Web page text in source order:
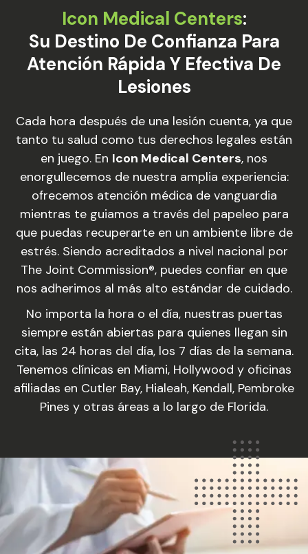
Icon Medical Centers:
Su Destino De Confianza Para
Atención Rápida Y Efectiva De
Lesiones
Cada hora después de una lesión cuenta, ya que
tanto tu salud como tus derechos legales están
en juego. En Icon Medical Centers, nos
enorgullecemos de nuestra amplia experiencia:
ofrecemos atención médica de vanguardia
mientras te guiamos a través del papeleo para
que puedas recuperarte en un ambiente libre de
estrés. Siendo acreditados a nivel nacional por
The Joint Commission®, puedes confiar en que
nos adherimos al más alto estándar de cuidado.
No importa la hora o el día, nuestras puertas
siempre están abiertas para quienes llegan sin
cita, las 24 horas del día, los 7 días de la semana.
Tenemos clínicas en Miami, Hollywood y oficinas
afiliadas en Cutler Bay, Hialeah, Kendall, Pembroke
Pines y otras áreas a lo largo de Florida.